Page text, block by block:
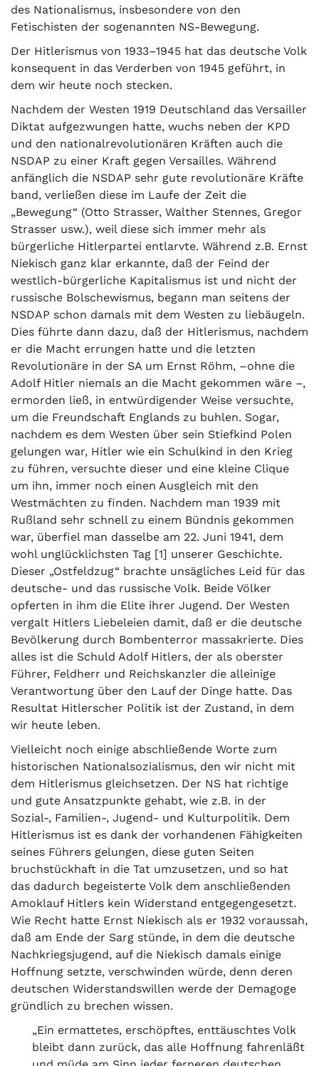
des Nationalismus, insbesondere von den
Fetischisten der sogenannten NS-Bewegung.
Der Hitlerismus von 1933–1945 hat das deutsche Volk
konsequent in das Verderben von 1945 geführt, in
dem wir heute noch stecken.
Nachdem der Westen 1919 Deutschland das Versailler
Diktat aufgezwungen hatte, wuchs neben der KPD
und den nationalrevolutionären Kräften auch die
NSDAP zu einer Kraft gegen Versailles. Während
anfänglich die NSDAP sehr gute revolutionäre Kräfte
band, verließen diese im Laufe der Zeit die
„Bewegung“ (Otto Strasser, Walther Stennes, Gregor
Strasser usw.), weil diese sich immer mehr als
bürgerliche Hitlerpartei entlarvte. Während z.B. Ernst
Niekisch ganz klar erkannte, daß der Feind der
westlich-bürgerliche Kapitalismus ist und nicht der
russische Bolschewismus, begann man seitens der
NSDAP schon damals mit dem Westen zu liebäugeln.
Dies führte dann dazu, daß der Hitlerismus, nachdem
er die Macht errungen hatte und die letzten
Revolutionäre in der SA um Ernst Röhm, –ohne die
Adolf Hitler niemals an die Macht gekommen wäre –,
ermorden ließ, in entwürdigender Weise versuchte,
um die Freundschaft Englands zu buhlen. Sogar,
nachdem es dem Westen über sein Stiefkind Polen
gelungen war, Hitler wie ein Schulkind in den Krieg
zu führen, versuchte dieser und eine kleine Clique
um ihn, immer noch einen Ausgleich mit den
Westmächten zu finden. Nachdem man 1939 mit
Rußland sehr schnell zu einem Bündnis gekommen
war, überfiel man dasselbe am 22. Juni 1941, dem
wohl unglücklichsten Tag [1] unserer Geschichte.
Dieser „Ostfeldzug“ brachte unsägliches Leid für das
deutsche- und das russische Volk. Beide Völker
opferten in ihm die Elite ihrer Jugend. Der Westen
vergalt Hitlers Liebeleien damit, daß er die deutsche
Bevölkerung durch Bombenterror massakrierte. Dies
alles ist die Schuld Adolf Hitlers, der als oberster
Führer, Feldherr und Reichskanzler die alleinige
Verantwortung über den Lauf der Dinge hatte. Das
Resultat Hitlerscher Politik ist der Zustand, in dem
wir heute leben.
Vielleicht noch einige abschließende Worte zum
historischen Nationalsozialismus, den wir nicht mit
dem Hitlerismus gleichsetzen. Der NS hat richtige
und gute Ansatzpunkte gehabt, wie z.B. in der
Sozial-, Familien-, Jugend- und Kulturpolitik. Dem
Hitlerismus ist es dank der vorhandenen Fähigkeiten
seines Führers gelungen, diese guten Seiten
bruchstückhaft in die Tat umzusetzen, und so hat
das dadurch begeisterte Volk dem anschließenden
Amoklauf Hitlers kein Widerstand entgegengesetzt.
Wie Recht hatte Ernst Niekisch als er 1932 voraussah,
daß am Ende der Sarg stünde, in dem die deutsche
Nachkriegsjugend, auf die Niekisch damals einige
Hoffnung setzte, verschwinden würde, denn deren
deutschen Widerstandswillen werde der Demagoge
gründlich zu brechen wissen.
„Ein ermattetes, erschöpftes, enttäuschtes Volk
bleibt dann zurück, das alle Hoffnung fahrenläßt